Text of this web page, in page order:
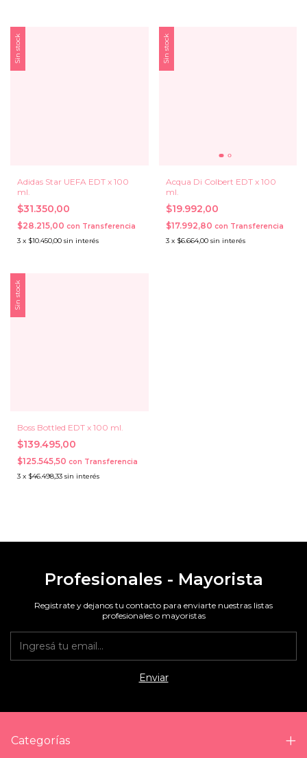
Sin stock
Adidas Star UEFA EDT x 100
ml.
$31.350,00
$28.215,00 con Transferencia
3 x $10.450,00 sin interés
Sin stock
Acqua Di Colbert EDT x 100
ml.
$19.992,00
$17.992,80 con Transferencia
3 x $6.664,00 sin interés
Sin stock
Boss Bottled EDT x 100 ml.
$139.495,00
$125.545,50 con Transferencia
3 x $46.498,33 sin interés
Profesionales - Mayorista
Registrate y dejanos tu contacto para enviarte nuestras listas
profesionales o mayoristas
Categorías